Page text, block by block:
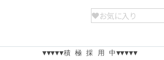
お気に入り
▼▼▼▼▼積 極 採 用 中▼▼▼▼▼